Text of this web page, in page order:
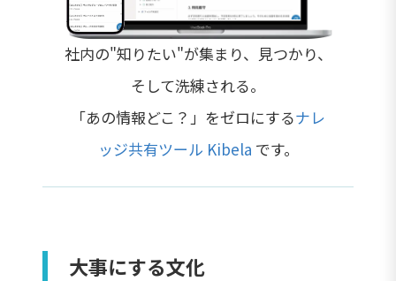
社内の"知りたい"が集まり、見つかり、
そして洗練される。
「あの情報どこ？」をゼロにするナレ
ッジ共有ツール Kibela です。
大事にする文化